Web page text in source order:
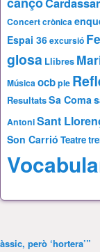
Concertcrònica
Espai 36excursió
glosa Llibres
Músicaocbple
ResultatsSa Coma
AntoniSant
Son Carrió Teatre
però ‘hortera’”